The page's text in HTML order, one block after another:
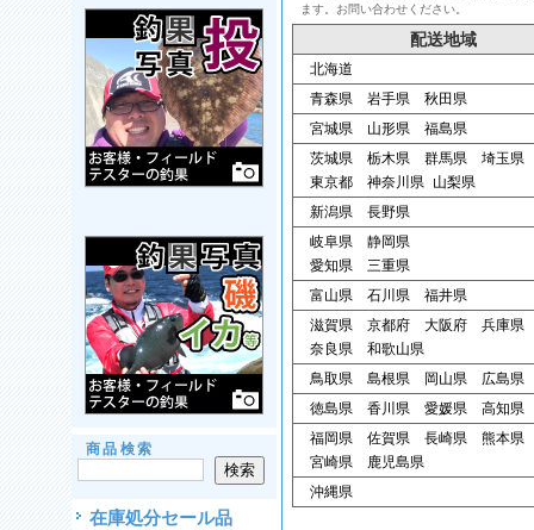
商品検索
在庫処分セール品
ます。お問い合わせください。
配送地域
北海道
青森県 岩手県 秋田県
宮城県 山形県 福島県
茨城県 栃木県 群馬県 埼玉県
東京都 神奈川県 山梨県
新潟県 長野県
岐阜県 静岡県
愛知県 三重県
富山県 石川県 福井県
滋賀県 京都府 大阪府 兵庫県
奈良県 和歌山県
鳥取県 島根県 岡山県 広島県
徳島県 香川県 愛媛県 高知県
福岡県 佐賀県 長崎県 熊本県
宮崎県 鹿児島県
沖縄県